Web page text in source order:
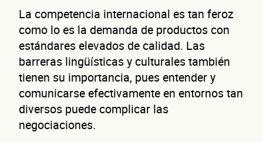
La competencia internacional es tan feroz
como lo es la demanda de productos con
estándares elevados de calidad. Las
barreras lingüísticas y culturales también
tienen su importancia, pues entender y
comunicarse efectivamente en entornos tan
diversos puede complicar las
negociaciones.